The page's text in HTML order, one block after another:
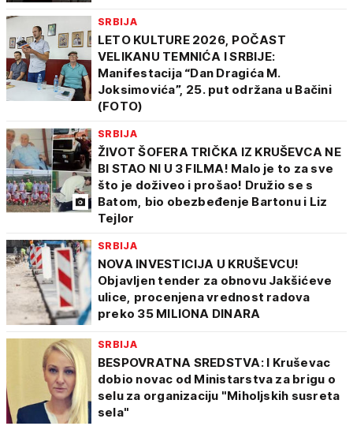
SRBIJA
LETO KULTURE 2026, POČAST
VELIKANU TEMNIĆA I SRBIJE:
Manifestacija “Dan Dragića M.
Joksimovića”, 25. put održana u Bačini
(FOTO)
SRBIJA
ŽIVOT ŠOFERA TRIČKA IZ KRUŠEVCA NE
BI STAO NI U 3 FILMA! Malo je to za sve
što je doživeo i prošao! Družio se s
Batom, bio obezbeđenje Bartonu i Liz
Tejlor
SRBIJA
NOVA INVESTICIJA U KRUŠEVCU!
Objavljen tender za obnovu Jakšićeve
ulice, procenjena vrednost radova
preko 35 MILIONA DINARA
SRBIJA
BESPOVRATNA SREDSTVA: I Kruševac
dobio novac od Ministarstva za brigu o
selu za organizaciju "Miholjskih susreta
sela"